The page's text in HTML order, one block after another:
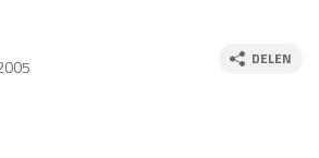
2026 09 - 11 oktDELEN